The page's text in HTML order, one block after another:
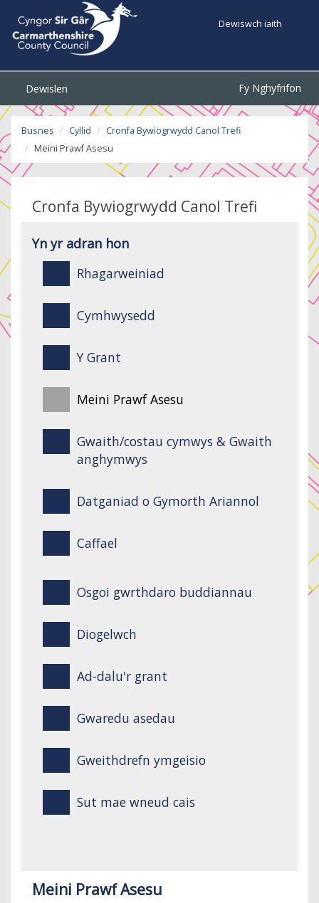
Dewiswch iaith
Dewislen Fy Nghyfrifon
Busnes Cyllid
Cronfa Bywiogrwydd Canol Trefi
Meini Prawf Asesu
Cronfa Bywiogrwydd Canol Trefi
Yn yr adran hon
Rhagarweiniad
Cymhwysedd
Y Grant
Meini Prawf Asesu
Gwaith/costau cymwys & Gwaith
anghymwys
Datganiad o Gymorth Ariannol
Caffael
Osgoi gwrthdaro buddiannau
Diogelwch
Ad-dalu'r grant
Gwaredu asedau
Gweithdrefn ymgeisio
Sut mae wneud cais
Meini Prawf Asesu